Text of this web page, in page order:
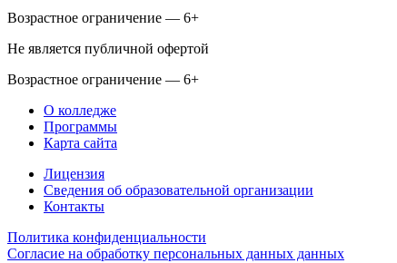
Возрастное ограничение — 6+
Не является публичной офертой
Возрастное ограничение — 6+
О колледже
Программы
Карта сайта
Лицензия
Сведения об образовательной организации
Контакты
Политика конфиденциальности
Согласие на обработку персональных данных данных